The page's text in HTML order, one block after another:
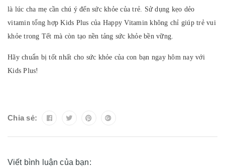
là lúc cha mẹ cần chú ý đến sức khỏe của trẻ. Sử dụng kẹo dẻo
vitamin tổng hợp Kids Plus của Happy Vitamin không chỉ giúp trẻ vui
khỏe trong Tết mà còn tạo nền tảng sức khỏe bền vững.
Hãy chuẩn bị tốt nhất cho sức khỏe của con bạn ngay hôm nay với
Kids Plus!
Chia sẻ:
Viết bình luận của bạn: